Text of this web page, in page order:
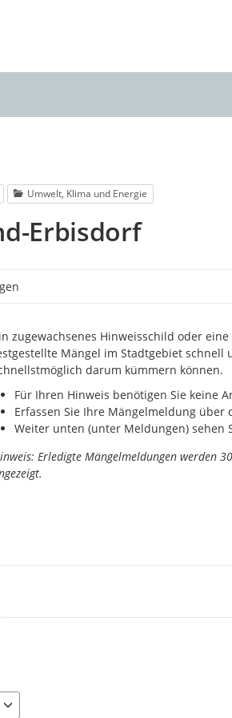
Umwelt, Klima und Energie
Erbisdorf
zugewachsenes Hinweisschild oder
Mängel im Stadtgebiet
darum kümmern können.
Für Ihren Hinweis benötigen Sie keine
Erfassen Sie Ihre Mängelmeldung über
Weiter unten (unter Meldungen) sehen
Erledigte Mängelmeldungen werden